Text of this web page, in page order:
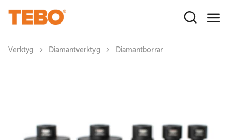
Verktyg Diamantverktyg Diamantborrar